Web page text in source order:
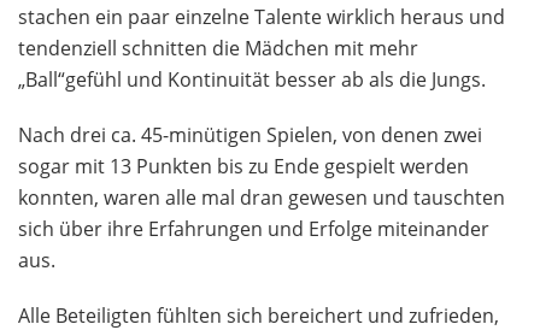
stachen ein paar einzelne Talente wirklich heraus und
tendenziell schnitten die Mädchen mit mehr
„Ball“gefühl und Kontinuität besser ab als die Jungs.
Nach drei ca. 45-minütigen Spielen, von denen zwei
sogar mit 13 Punkten bis zu Ende gespielt werden
konnten, waren alle mal dran gewesen und tauschten
sich über ihre Erfahrungen und Erfolge miteinander
aus.
Alle Beteiligten fühlten sich bereichert und zufrieden,